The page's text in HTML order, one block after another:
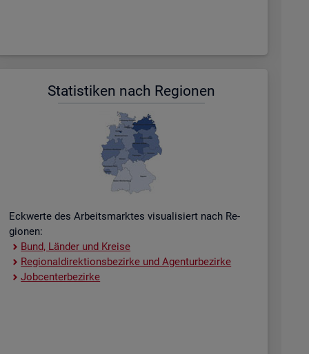
Sta­tis­ti­ken nach Re­gio­nen
Eck­wer­te des Ar­beits­mark­tes vi­sua­li­siert nach Re­
gio­nen:
Bund, Län­der und Krei­se
Re­gio­nal­di­rek­ti­ons­be­zir­ke und Agen­tur­be­zir­ke
Job­cent­er­be­zir­ke